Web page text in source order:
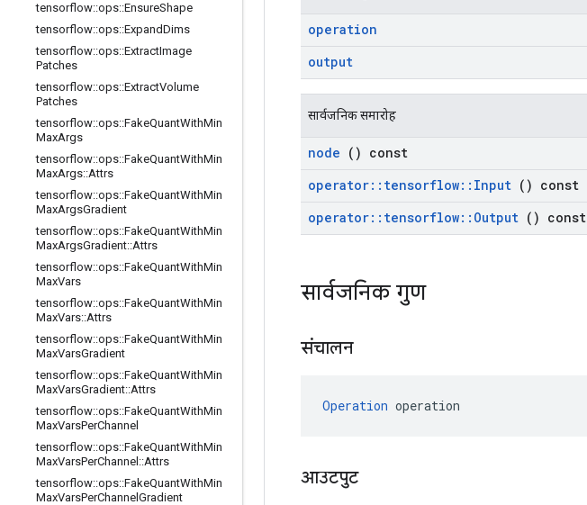
tensorflow::ops::EnsureShape
tensorflow::ops::ExpandDims
tensorflow::ops::ExtractImage
Patches
tensorflow::ops::ExtractVolume
Patches
tensorflow::ops::FakeQuantWithMin
MaxArgs
tensorflow::ops::FakeQuantWithMin
MaxArgs::Attrs
tensorflow::ops::FakeQuantWithMin
MaxArgsGradient
tensorflow::ops::FakeQuantWithMin
MaxArgsGradient::Attrs
tensorflow::ops::FakeQuantWithMin
MaxVars
tensorflow::ops::FakeQuantWithMin
MaxVars::Attrs
tensorflow::ops::FakeQuantWithMin
MaxVarsGradient
tensorflow::ops::FakeQuantWithMin
MaxVarsGradient::Attrs
tensorflow::ops::FakeQuantWithMin
MaxVarsPerChannel
tensorflow::ops::FakeQuantWithMin
MaxVarsPerChannel ::Attrs
tensorflow::ops::FakeQuantWithMin
MaxVarsPerChannel Gradient
operation
output
सार्वजनिक समारोह
node () const
operator:: tensorflow:: Input () const
operator:: tensorflow:: Output () const
सार्वजनिक गुण
संचालन
Operation operation
आउटपुट